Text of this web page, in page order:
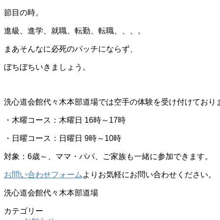
節目の時。
進級、進学、就職、転勤、転職、、、。
まあそんなに必死のパッチにならず、
ぼちぼちいきましょう。
洗心道会館代々木本部道場では空手の体験を受け付けており
・木曜コース：木曜日 16時～17時
・日曜コース：日曜日 9時～10時
対象：6歳～、ママ・パパ、ご家族も一緒に参加できます。
お問い合わせフォーム よりお気軽にお問い合わせください。
洗心道会館代々木本部道場
カテゴリー